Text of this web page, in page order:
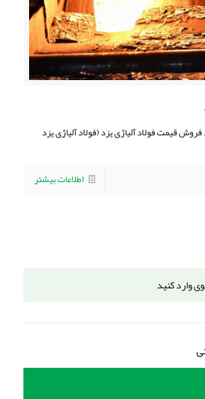
قیمت فولاد آلیاژی یزد (فولاد آلیاژی یزد
اطلاعات بیشتر